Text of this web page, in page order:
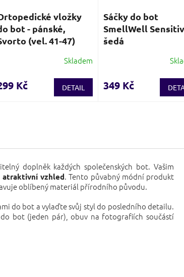
vložky
bot - pánské,
(vel. 41-47)
Skladem
Kč DETAIL
Sáčky do bot
SmellWell
šedá
349 Kč
doplněk každých společenských bot. Vašim
atraktivní vzhled. Tento půvabný módní produkt
oblíbený materiál přírodního původu.
do bot a vylaďte svůj styl do posledního detailu.
bot (jeden pár), obuv na fotografiích součástí